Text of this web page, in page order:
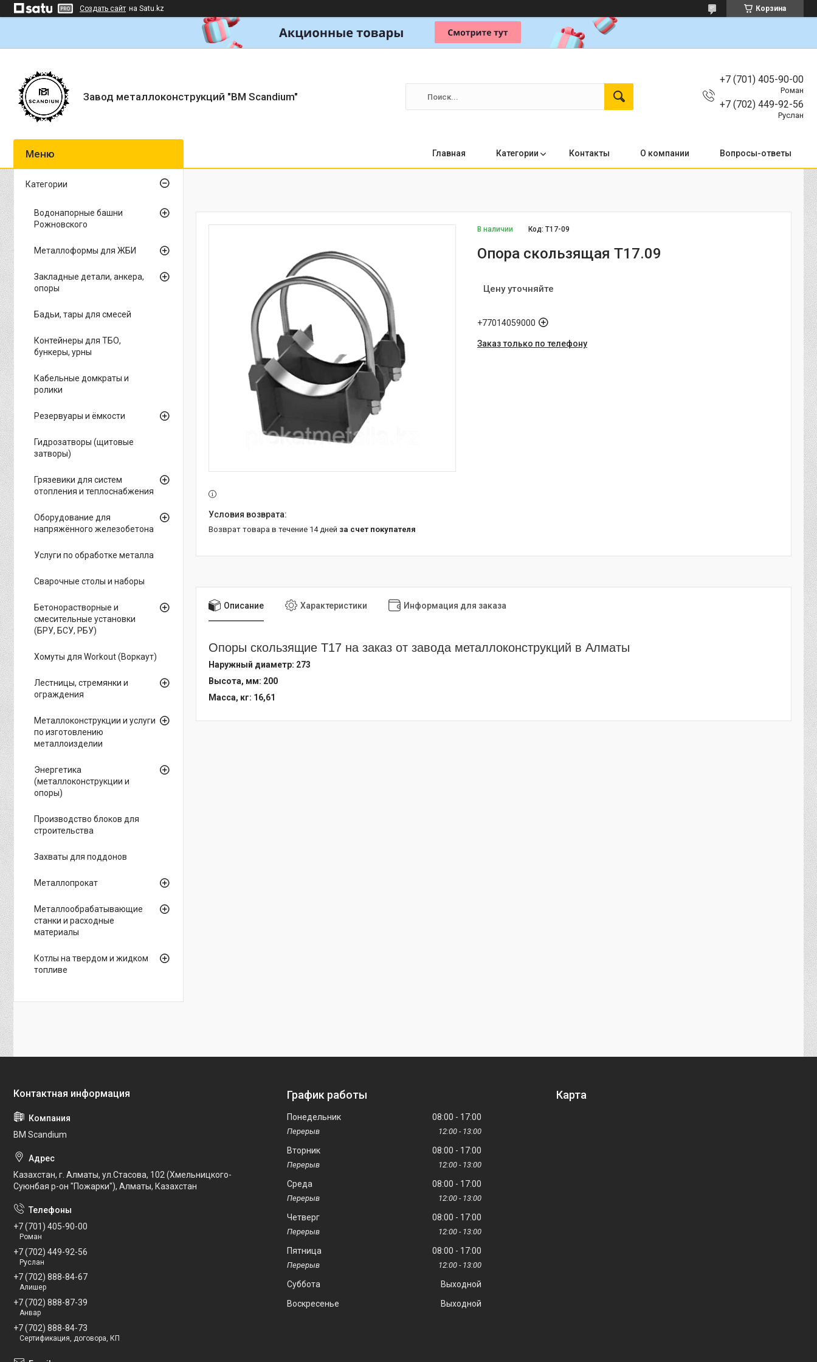
Создать сайт на Satu.kz Корзина
Завод металлоконструкций "BM Scandium"
+7 (701) 405-90-00
Роман
+7 (702) 449-92-56
Руслан
Главная Категории Контакты О компании Вопросы-ответы
В наличии Код:T17-09
Опора скользящая Т17.09
Цену уточняйте
+77014059000
Заказ только по телефону
возврат товара в течение 14 дней за счет покупателя
Описание Характеристики Информация для заказа
Опоры скользящие Т17 на заказ от завода металлоконструкций в Алматы
Наружный диаметр: 273
Высота, мм: 200
Масса, кг: 16,61
Категории
Водонапорные башни
Рожновского
Металлоформы для ЖБИ
Закладные детали, анкера,
опоры
Бадьи, тары для смесей
Контейнеры для ТБО,
бункеры, урны
Кабельные домкраты и
ролики
Резервуары и ёмкости
Гидрозатворы (щитовые
затворы)
Грязевики для систем
отопления и теплоснабжения
Оборудование для
напряжённого железобетона
Услуги по обработке металла
Сварочные столы и наборы
Бетонорастворные и
смесительные установки
(БРУ, БСУ, РБУ)
Хомуты для Workout (Воркаут)
Лестницы, стремянки и
ограждения
Металлоконструкции и услуги
по изготовлению
металлоизделии
Энергетика
(металлоконструкции и
опоры)
Производство блоков для
строительства
Захваты для поддонов
Металлопрокат
Металлообрабатывающие
станки и расходные
материалы
Котлы на твердом и жидком
топливе
BM Scandium
Казахстан, г. Алматы, ул.Стасова, 102 (Хмельницкого-
Суюнбая р-он "Пожарки"), Алматы, Казахстан
+7 (701) 405-90-00
Роман
+7 (702) 449-92-56
Руслан
+7 (702) 888-84-67
Алишер
+7 (702) 888-87-39
Анвар
+7 (702) 888-84-73
Сертификация, договора, КП
График работы
Понедельник 08:00 17:00
12:00 13:00
Вторник 08:00 17:00
12:00 13:00
Среда 08:00 17:00
12:00 13:00
Четверг 08:00 17:00
12:00 13:00
Пятница 08:00 17:00
12:00 13:00
Суббота
Выходной
Воскресенье
Выходной
Карта